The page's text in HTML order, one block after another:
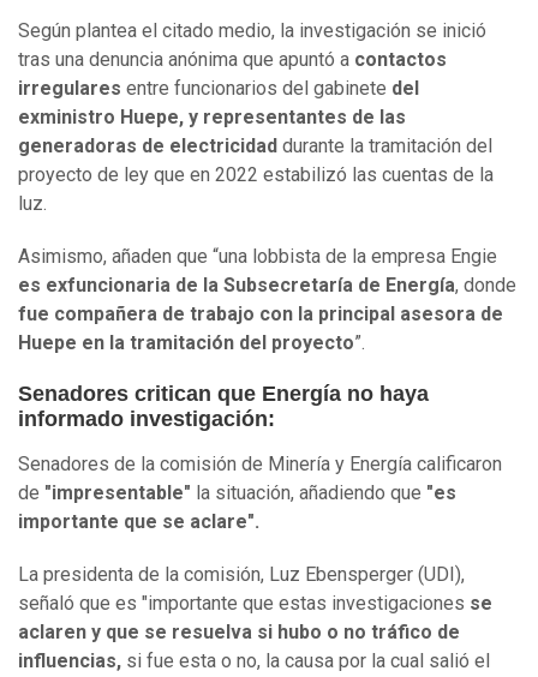
Según plantea el citado medio, la investigación se inició
tras una denuncia anónima que apuntó a contactos
irregulares entre funcionarios del gabinete del
exministro Huepe, y representantes de las
generadoras de electricidad durante la tramitación del
proyecto de ley que en 2022 estabilizó las cuentas de la
luz.
Asimismo, añaden que “una lobbista de la empresa Engie
es exfuncionaria de la Subsecretaría de Energía, donde
fue compañera de trabajo con la principal asesora de
Huepe en la tramitación del proyecto”.
Senadores critican que Energía no haya
informado investigación:
Senadores de la comisión de Minería y Energía calificaron
de "impresentable" la situación, añadiendo que "es
importante que se aclare".
La presidenta de la comisión, Luz Ebensperger (UDI),
señaló que es "importante que estas investigaciones se
aclaren y que se resuelva si hubo o no tráfico de
influencias, si fue esta o no, la causa por la cual salió el